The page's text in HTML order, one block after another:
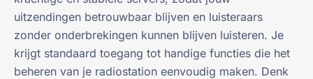
uitzendingen betrouwbaar blijven en luisteraars
zonder onderbrekingen kunnen blijven luisteren. Je
krijgt standaard toegang tot handige functies die het
beheren van je radiostation eenvoudig maken. Denk